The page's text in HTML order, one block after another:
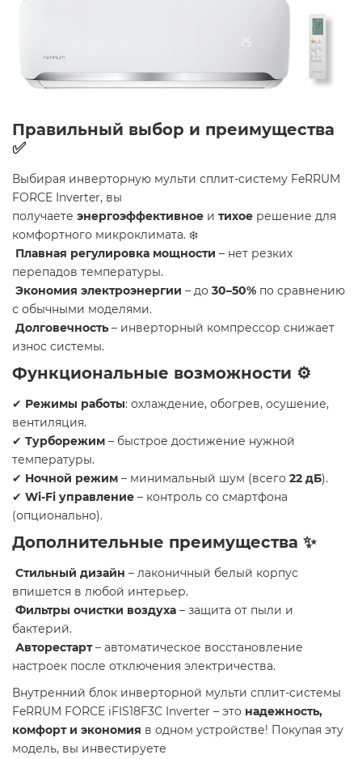
Правильный выбор и преимущества
✅
Выбирая инверторную мульти сплит-систему FeRRUM
FORCE Inverter, вы
получаете энергоэффективное и тихое решение для
комфортного микроклимата. ❄️
Плавная регулировка мощности – нет резких
перепадов температуры.
Экономия электроэнергии – до 30–50% по сравнению
с обычными моделями.
Долговечность – инверторный компрессор снижает
износ системы.
Функциональные возможности ⚙️
✔ Режимы работы: охлаждение, обогрев, осушение,
вентиляция.
✔ Турборежим – быстрое достижение нужной
температуры.
✔ Ночной режим – минимальный шум (всего 22 дБ).
✔ Wi-Fi управление – контроль со смартфона
(опционально).
Дополнительные преимущества ✨
Стильный дизайн – лаконичный белый корпус
впишется в любой интерьер.
Фильтры очистки воздуха – защита от пыли и
бактерий.
Авторестарт– автоматическое восстановление
настроек после отключения электричества.
Внутренний блок инверторной мульти сплит-системы
FeRRUM FORCE iFIS18F3С Inverter – это надежность,
комфорт и экономия в одном устройстве! Покупая эту
модель, вы инвестируете